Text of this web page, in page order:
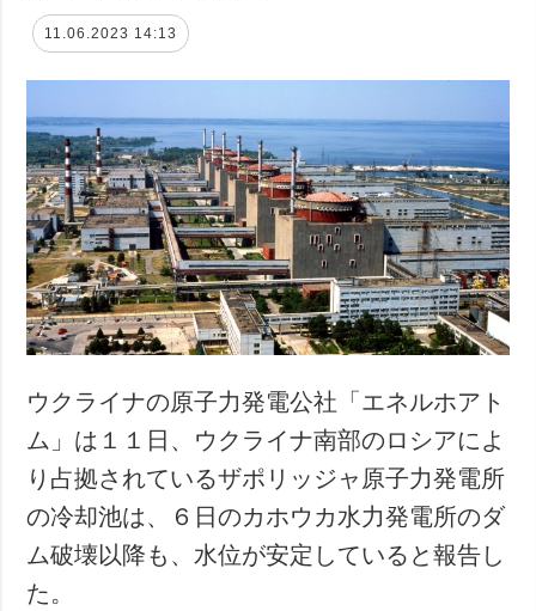
政治
経済・復興
防衛
社会・文化
スポーツ
犯罪
事故・緊急事態
追加
特集
インタビュー
写真
動画
サービス
購読
フォトバンク
11.06.2023 14:13
ウクライナの原子力発電公社「エネルホアト
ム」は１１日、ウクライナ南部のロシアによ
り占拠されているザポリッジャ原子力発電所
の冷却池は、６日のカホウカ水力発電所のダ
ム破壊以降も、水位が安定していると報告し
た。